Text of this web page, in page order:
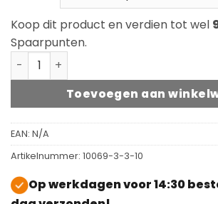
Koop dit product en verdien tot wel
Spaarpunten.
Rubio Monocoat Oil Plus Maccchiato
Toevoegen aan
EAN: N/A
Artikelnummer: 10069-3-3-10
Op werkdagen voor 14:30